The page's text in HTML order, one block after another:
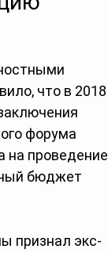
что в 2018
форума
на проведение
бюджет
признал экс-